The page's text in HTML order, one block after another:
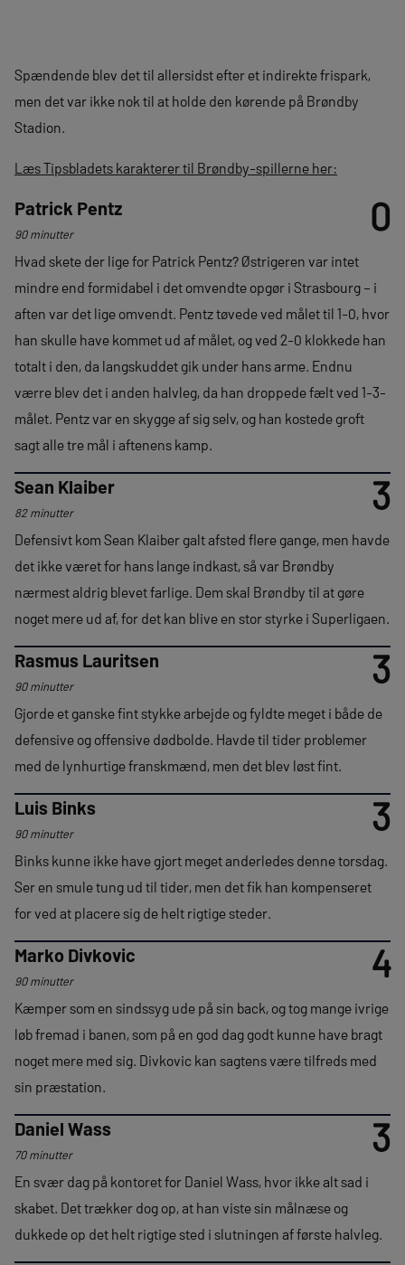
Spændende blev det til allersidst efter et indirekte frispark,
men det var ikke nok til at holde den kørende på Brøndby
Stadion.
Læs Tipsbladets karakterer til Brøndby-spillerne her:
Patrick Pentz
90 minutter 0
Hvad skete der lige for Patrick Pentz? Østrigeren var intet
mindre end formidabel i det omvendte opgør i Strasbourg – i
aften var det lige omvendt. Pentz tøvede ved målet til 1-0, hvor
han skulle have kommet ud af målet, og ved 2-0 klokkede han
totalt i den, da langskuddet gik under hans arme. Endnu
værre blev det i anden halvleg, da han droppede fælt ved 1-3-
målet. Pentz var en skygge af sig selv, og han kostede groft
sagt alle tre mål i aftenens kamp.
Sean Klaiber
82 minutter 3
Defensivt kom Sean Klaiber galt afsted flere gange, men havde
det ikke været for hans lange indkast, så var Brøndby
nærmest aldrig blevet farlige. Dem skal Brøndby til at gøre
noget mere ud af, for det kan blive en stor styrke i Superligaen.
Rasmus Lauritsen
90 minutter 3
Gjorde et ganske fint stykke arbejde og fyldte meget i både de
defensive og offensive dødbolde. Havde til tider problemer
med de lynhurtige franskmænd, men det blev løst fint.
Luis Binks
90 minutter 3
Binks kunne ikke have gjort meget anderledes denne torsdag.
Ser en smule tung ud til tider, men det fik han kompenseret
for ved at placere sig de helt rigtige steder.
Marko Divkovic
90 minutter 4
Kæmper som en sindssyg ude på sin back, og tog mange ivrige
løb fremad i banen, som på en god dag godt kunne have bragt
noget mere med sig. Divkovic kan sagtens være tilfreds med
sin præstation.
Daniel Wass
70 minutter 3
En svær dag på kontoret for Daniel Wass, hvor ikke alt sad i
skabet. Det trækker dog op, at han viste sin målnæse og
dukkede op det helt rigtige sted i slutningen af første halvleg.